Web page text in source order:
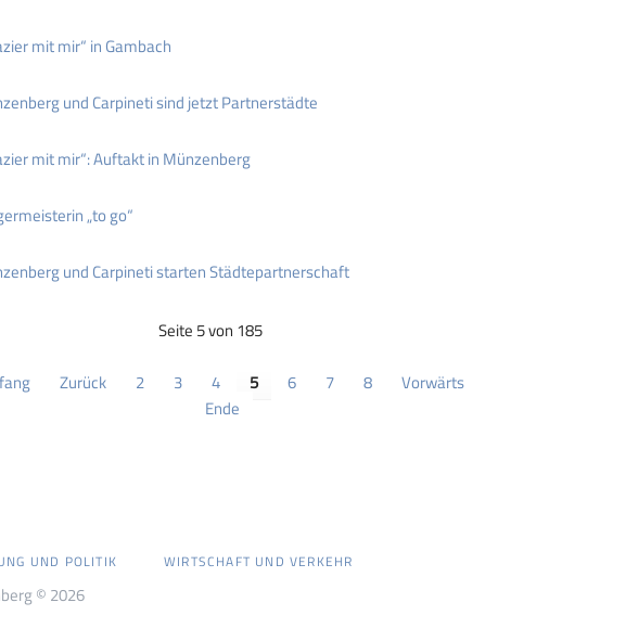
mit mir“ in Gambach
und Carpineti sind jetzt Partnerstädte
mit mir“: Auftakt in Münzenberg
„to go“
und Carpineti starten Städtepartnerschaft
Seite 5 von 185
Zurück 2 3 4 5 6 7 8
Vorwärts
Ende
UND POLITIK WIRTSCHAFT UND VERKEHR
© 2026